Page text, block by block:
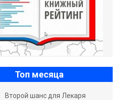
Топ месяца
Второй шанс для Лекаря